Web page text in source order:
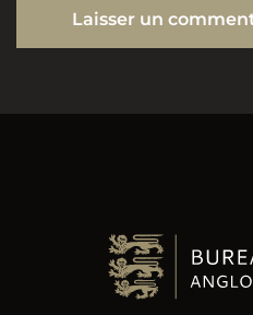
Laisser un